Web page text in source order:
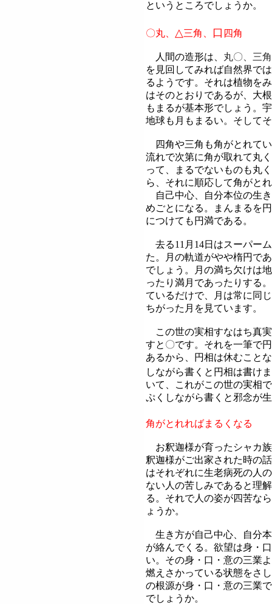
というところでしょうか。
〇丸、 △三角 口 四角
人間の造形は、 丸〇、三
を見回してみれば自然界で
るようです。それは植物を
はそのとおりであるが、大
もまるが基本形でしょう。
地球も月もまるい。そして
四角や三角も角がとれて
流れで次第に角が取れて丸
って、まるでないものも丸
ら、それに順応して角がと
自己中心、自分本位の生
めごとになる。まんまるを
につけても円満である。
去る11月14日はスーパー
た。月の軌道がやや楕円で
でしょう。月の満ち欠けは
ったり満月であったりする
ているだけで、月は常に同
ちがった月を見ています。
この世の実相すなはち真
すと 〇です。それを一筆で
あるから、円相は休むこと
しながら書くと円相は書け
いて、これがこの世の実相
ぷくしながら書くと邪念が
角がとれればまるくなる
お釈迦様が育ったシャカ
釈迦様がご出家された時の
はそれぞれに生老病死の人
ない人の苦しみであると理
る。それで人の姿が四苦な
ょうか。
生き方が自己中心、自分
が絡んでくる。欲望は身・
い。その身・口・意の三業
燃えさかっている状態をさ
の根源が身・口・意の三業
でしょうか。